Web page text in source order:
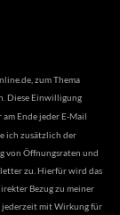
zum Thema
Diese Einwilligung
am Ende jeder E-Mail
ich zusätzlich der
von Öffnungsraten und
zu. Hierfür wird das
Bezug zu meiner
jederzeit mit Wirkung für